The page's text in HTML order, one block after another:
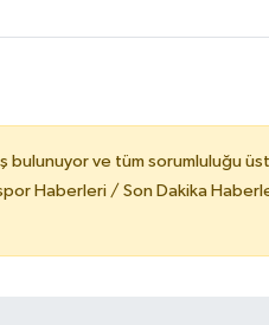
bulunuyor ve tüm sorumluluğu
Haberleri / Son Dakika